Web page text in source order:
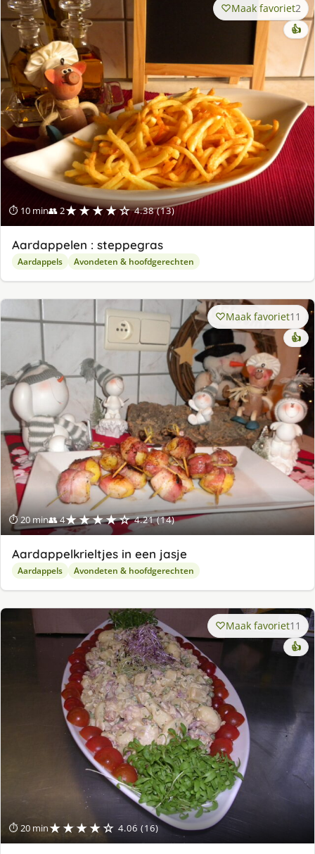
⏱ 10 min👥 2★★★★☆ 4.38 (13)
Maak favoriet2
👍
Aardappelen : steppegras
Aardappels Avondeten & hoofdgerechten
⏱ 20 min👥 4★★★★☆ 4.21 (14)
Maak favoriet11
👍
Aardappelkrieltjes in een jasje
Aardappels Avondeten & hoofdgerechten
⏱ 20 min★★★★☆ 4.06 (16)
Maak favoriet11
👍